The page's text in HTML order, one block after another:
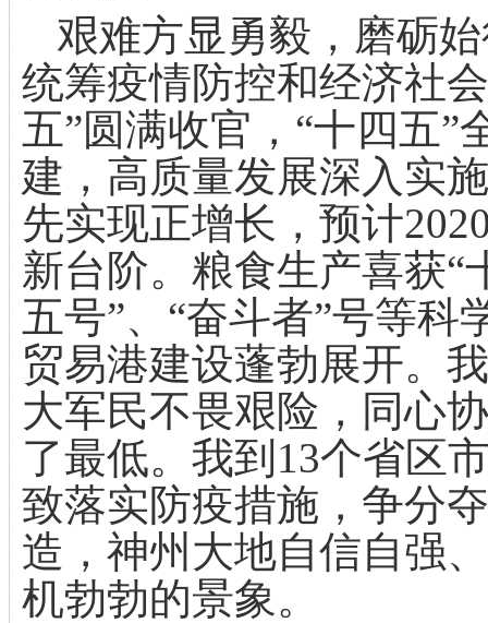
艰难方显勇毅，磨砺
统筹疫情防控和经济社
五”圆满收官，“十四五
建，高质量发展深入实
先实现正增长，预计
新台阶。粮食生产喜获“
五号”、“奋斗者”号等
贸易港建设蓬勃展开。
大军民不畏艰险，同心
了最低。我到 13个省区
致落实防疫措施，争分
造，神州大地自信自强
机勃勃的景象。